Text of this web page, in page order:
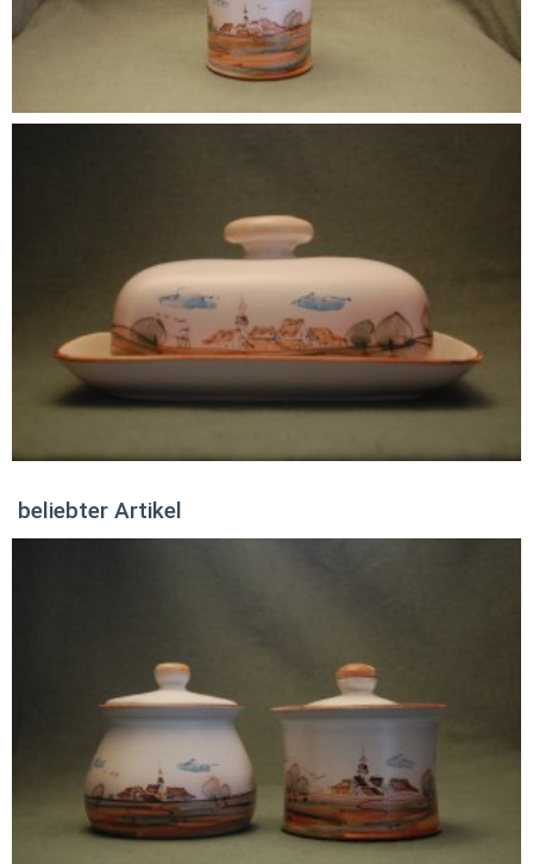
beliebter Artikel